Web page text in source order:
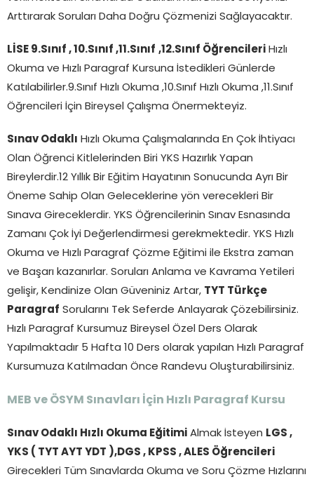
Arttırarak Soruları Daha Doğru Çözmenizi Sağlayacaktır.
LİSE 9.Sınıf , 10.Sınıf ,11.Sınıf ,12.Sınıf Öğrencileri
Hızlı
Okuma ve Hızlı Paragraf Kursuna İstedikleri Günlerde
Katılabilirler.9.Sınıf Hızlı Okuma ,10.Sınıf Hızlı Okuma ,11.Sınıf
Öğrencileri İçin Bireysel Çalışma Önermekteyiz.
Sınav Odaklı
Hızlı Okuma Çalışmalarında En Çok İhtiyacı
Olan Öğrenci Kitlelerinden Biri YKS Hazırlık Yapan
Bireylerdir.12 Yıllık Bir Eğitim Hayatının Sonucunda Ayrı Bir
Öneme Sahip Olan Geleceklerine yön verecekleri Bir
Sınava Gireceklerdir. YKS Öğrencilerinin Sınav Esnasında
Zamanı Çok İyi Değerlendirmesi gerekmektedir. YKS Hızlı
Okuma ve Hızlı Paragraf Çözme Eğitimi ile Ekstra zaman
ve Başarı kazanırlar. Soruları Anlama ve Kavrama Yetileri
gelişir, Kendinize Olan Güveniniz Artar, TYT Türkçe
Paragraf Sorularını Tek Seferde Anlayarak Çözebilirsiniz.
Hızlı Paragraf Kursumuz Bireysel Özel Ders Olarak
Yapılmaktadır 5 Hafta 10 Ders olarak yapılan Hızlı Paragraf
Kursumuza Katılmadan Önce Randevu Oluşturabilirsiniz.
MEB ve ÖSYM Sınavları İçin Hızlı Paragraf Kursu
Sınav Odaklı Hızlı Okuma Eğitimi Almak İsteyen LGS ,
YKS ( TYT AYT YDT ),DGS , KPSS , ALES Öğrencileri
Girecekleri Tüm Sınavlarda Okuma ve Soru Çözme Hızlarını